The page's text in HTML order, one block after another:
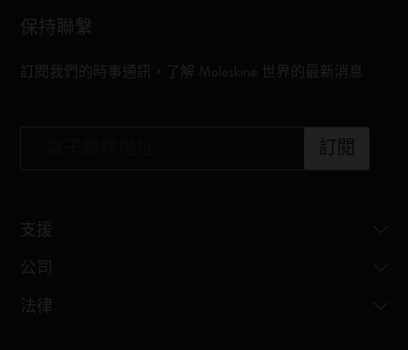
保持聯繫
訂閱我們的時事通訊，了解 Moleskine 世界的最新消息
訂閱
支援
公司
法律